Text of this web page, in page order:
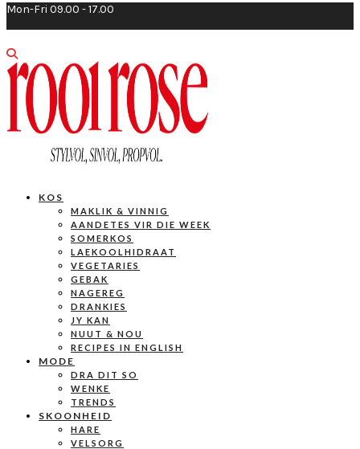
Mon-Fri 09.00 - 17.00
KOS
MAKLIK & VINNIG
AANDETES VIR DIE WEEK
SOMERKOS
LAEKOOLHIDRAAT
VEGETARIES
GEBAK
NAGEREG
DRANKIES
JY KAN
NUUT & NOU
RECIPES IN ENGLISH
MODE
DRA DIT SO
WENKE
TRENDS
SKOONHEID
HARE
VELSORG